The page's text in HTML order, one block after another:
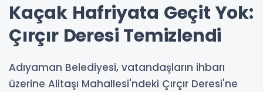
Kaçak Hafriyata Geçit Yok:
Çırçır Deresi Temizlendi
Adıyaman Belediyesi, vatandaşların ihbarı
üzerine Alitaşı Mahallesi'ndeki Çırçır Deresi'ne